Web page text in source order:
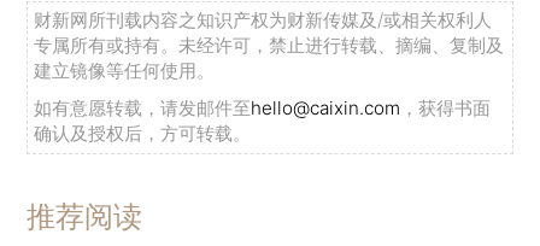
财新网所刊载内容之知识产权为财新传媒及/或相关权利人
专属所有或持有。未经许可，禁止进行转载、摘编、复制及
建立镜像等任何使用。
如有意愿转载，请发邮件至hello@caixin.com ，获得书面
确认及授权后，方可转载。
推荐阅读